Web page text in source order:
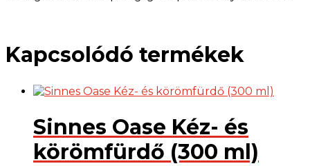
Kapcsolódó termékek
Sinnes Oase Kéz- és
körömfürdő (300 ml)